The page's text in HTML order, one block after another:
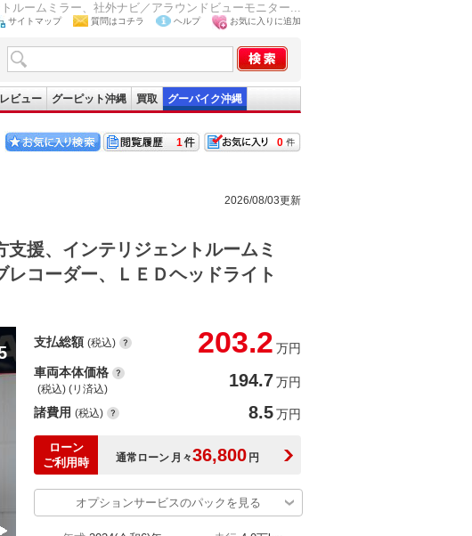
ームミラー、社外ナビ／アラウンドビューモニター...
サイトマップ 質問はコチラ ヘルプ お気に入りに追加
ビュー グーピット沖縄 買取 グーバイク沖縄
0
1
2026/08/03更新
援、インテリジェントルームミ
コーダー、ＬＥＤヘッドライト
支払総額 (税込) 203.2 万円
車両本体価格
(税込) (リ済込) 194.7万円
諸費用 (税込) 8.5万円
ローン
ご利用時
通常ローン 月々36,800 円
オプションサービスのパックを見る